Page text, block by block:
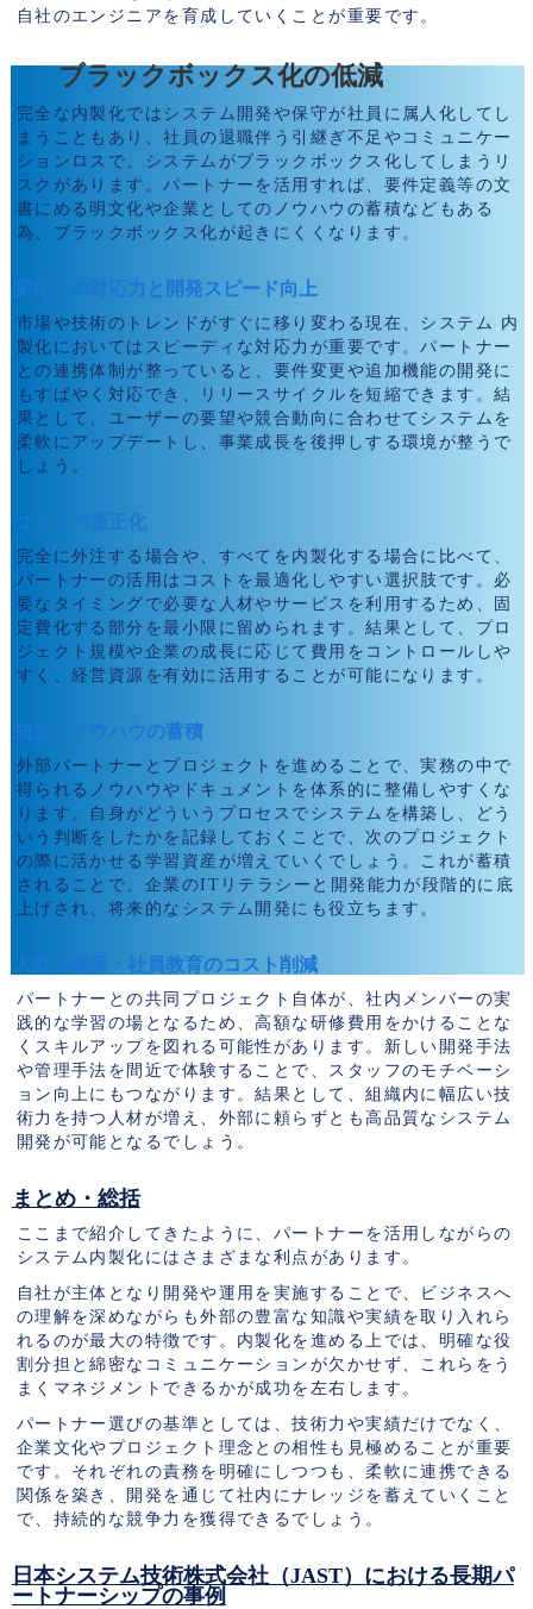
自社のエンジニアを育成していくことが重要です。
ブラックボックス化の低減
完全な内製化ではシステム開発や保守が社員に属人化してし
まうこともあり、社員の退職伴う引継ぎ不足やコミュニケー
ションロスで、システムがブラックボックス化してしまうリ
スクがあります。パートナーを活用すれば、要件定義等の文
書にめる明文化や企業としてのノウハウの蓄積などもある
為、ブラックボックス化が起きにくくなります。
変化への対応力と開発スピード向上
市場や技術のトレンドがすぐに移り変わる現在、システム 内
製化においてはスピーディな対応力が重要です。パートナー
との連携体制が整っていると、要件変更や追加機能の開発に
もすばやく対応でき、リリースサイクルを短縮できます。結
果として、ユーザーの要望や競合動向に合わせてシステムを
柔軟にアップデートし、事業成長を後押しする環境が整うで
しょう。
コストの適正化
完全に外注する場合や、すべてを内製化する場合に比べて、
パートナーの活用はコストを最適化しやすい選択肢です。必
要なタイミングで必要な人材やサービスを利用するため、固
定費化する部分を最小限に留められます。結果として、プロ
ジェクト規模や企業の成長に応じて費用をコントロールしや
すく、経営資源を有効に活用することが可能になります。
知見・ノウハウの蓄積
外部パートナーとプロジェクトを進めることで、実務の中で
得られるノウハウやドキュメントを体系的に整備しやすくな
ります。自身がどういうプロセスでシステムを構築し、どう
いう判断をしたかを記録しておくことで、次のプロジェクト
の際に活かせる学習資産が増えていくでしょう。これが蓄積
されることで、企業のITリテラシーと開発能力が段階的に底
上げされ、将来的なシステム開発にも役立ちます。
人材の確保・社員教育のコスト削減
パートナーとの共同プロジェクト自体が、社内メンバーの実
践的な学習の場となるため、高額な研修費用をかけることな
くスキルアップを図れる可能性があります。新しい開発手法
や管理手法を間近で体験することで、スタッフのモチベーシ
ョン向上にもつながります。結果として、組織内に幅広い技
術力を持つ人材が増え、外部に頼らずとも高品質なシステム
開発が可能となるでしょう。
まとめ・総括
ここまで紹介してきたように、パートナーを活用しながらの
システム内製化にはさまざまな利点があります。
自社が主体となり開発や運用を実施することで、ビジネスへ
の理解を深めながらも外部の豊富な知識や実績を取り入れら
れるのが最大の特徴です。内製化を進める上では、明確な役
割分担と綿密なコミュニケーションが欠かせず、これらをう
まくマネジメントできるかが成功を左右します。
パートナー選びの基準としては、技術力や実績だけでなく、
企業文化やプロジェクト理念との相性も見極めることが重要
です。それぞれの責務を明確にしつつも、柔軟に連携できる
関係を築き、開発を通じて社内にナレッジを蓄えていくこと
で、持続的な競争力を獲得できるでしょう。
日本システム技術株式会社（JAST）における長期パ
ートナーシップの事例